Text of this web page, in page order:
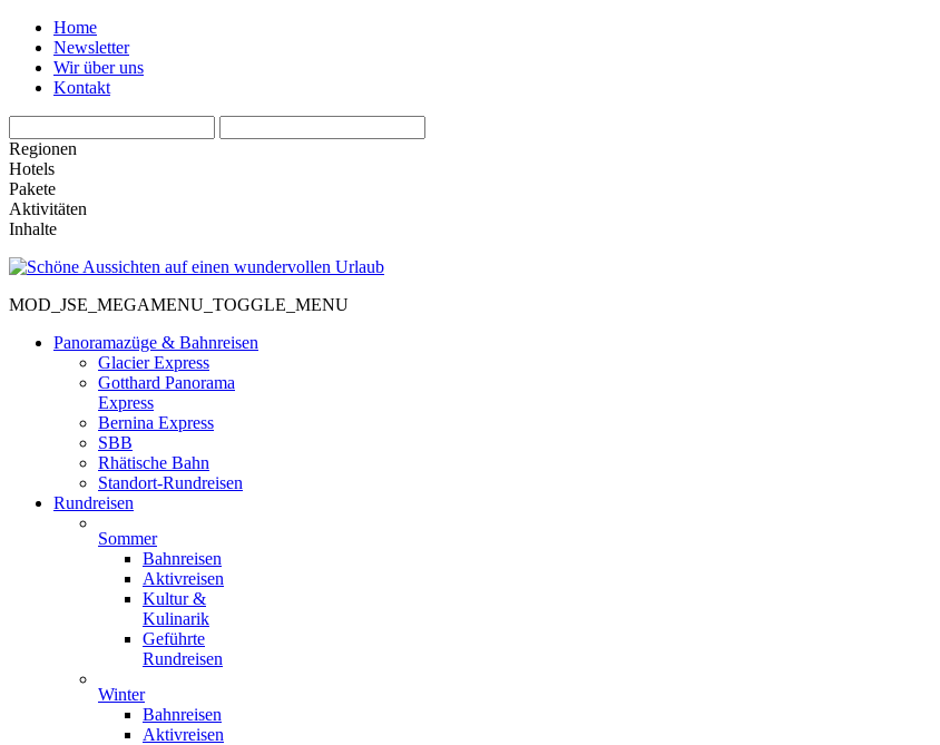
Home
Newsletter
Wir über uns
Kontakt
Regionen
Hotels
Pakete
Aktivitäten
Inhalte
MOD_JSE_MEGAMENU_TOGGLE_MENU
Panoramazüge & Bahnreisen
Glacier Express
Gotthard Panorama
Express
Bernina Express
SBB
Rhätische Bahn
Standort-Rundreisen
Rundreisen
Sommer
Bahnreisen
Aktivreisen
Kultur &
Kulinarik
Geführte
Rundreisen
Winter
Bahnreisen
Aktivreisen